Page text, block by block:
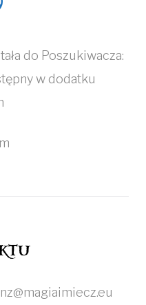
do Poszukiwacza:
w dodatku